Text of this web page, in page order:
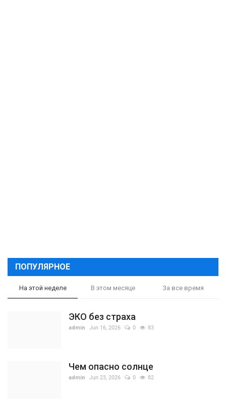
ПОПУЛЯРНОЕ
На этой неделе В этом месяце За все время
ЭКО без страха
admin Jun 16, 2026 0 83
Чем опасно солнце
admin Jun 23, 2026 0 82